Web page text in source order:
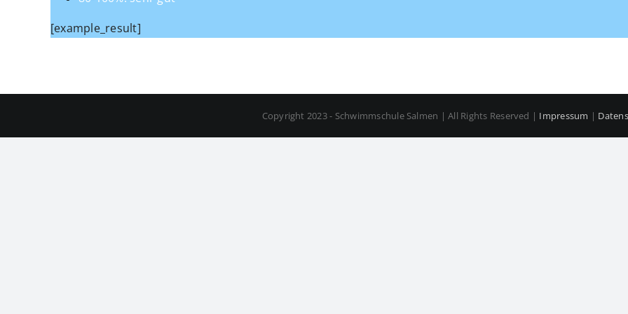
[example_result]
Copyright 2023 - Schwimmschule Salmen | All Rights Reserved | Impressum |